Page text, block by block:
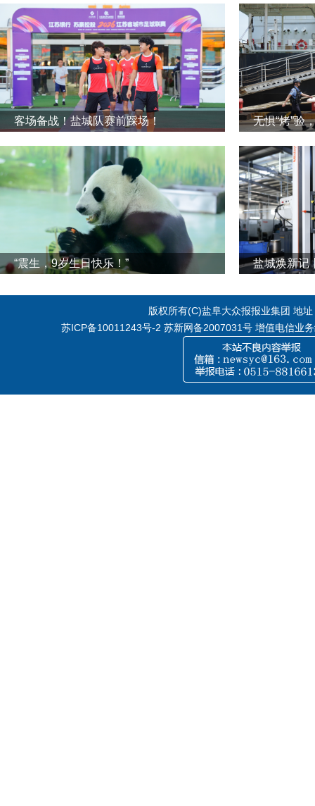
客场备战！盐城队赛前踩场！ 无惧“烤”验
“震生，9岁生日快乐！”
版权所有(C)盐阜大众报报业集团 地
苏ICP备10011243号-2 苏新网备2007031号 增值电信业